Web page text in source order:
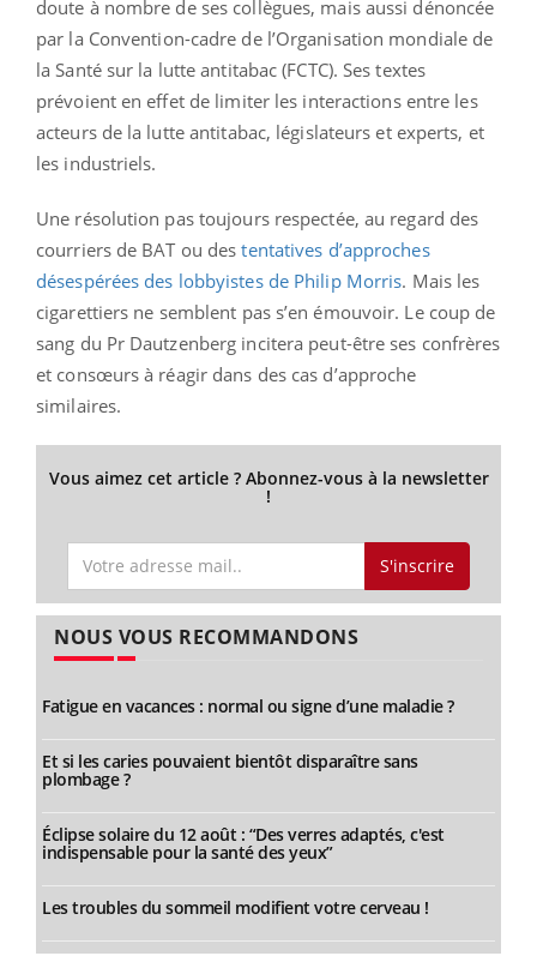
doute à nombre de ses collègues, mais aussi dénoncée
par la Convention-cadre de l’Organisation mondiale de
la Santé sur la lutte antitabac (FCTC). Ses textes
prévoient en effet de limiter les interactions entre les
acteurs de la lutte antitabac, législateurs et experts, et
les industriels.
Une résolution pas toujours respectée, au regard des
courriers de BAT ou destentatives d’approches
désespérées des lobbyistes de Philip Morris. Mais les
cigarettiers ne semblent pas s’en émouvoir. Le coup de
sang du Pr Dautzenberg incitera peut-être ses confrères
et consœurs à réagir dans des cas d’approche
similaires.
Vous aimez cet article ? Abonnez-vous à la newsletter
!
S'inscrire
NOUS VOUS RECOMMANDONS
Fatigue en vacances : normal ou signe d’une maladie ?
Et si les caries pouvaient bientôt disparaître sans
plombage ?
Éclipse solaire du 12 août : “Des verres adaptés, c'est
indispensable pour la santé des yeux”
Les troubles du sommeil modifient votre cerveau !